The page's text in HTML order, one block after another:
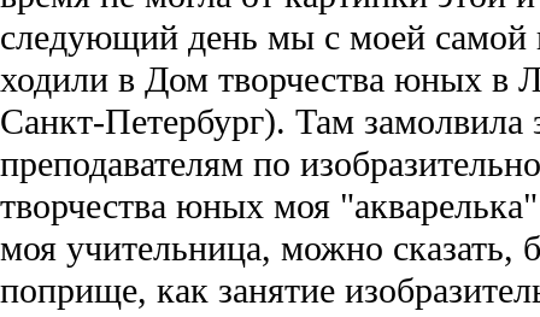
следующий день мы с моей самой
ходили в Дом творчества юных в
Санкт-Петербург). Там замолвила
преподавателям по
творчества юных моя
моя учительница, можно сказать,
поприще, как занятие